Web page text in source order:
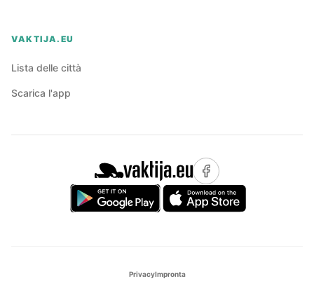
VAKTIJA.EU
Lista delle città
Scarica l'app
PrivacyImpronta